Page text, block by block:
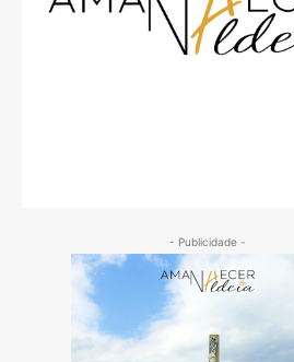
- Publicidade -